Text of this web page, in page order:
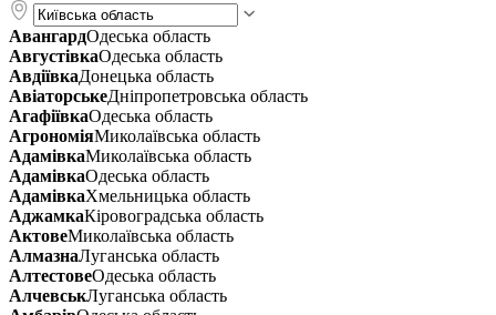
АвангардОдеська область
АвгустівкаОдеська область
АвдіївкаДонецька область
АвіаторськеДніпропетровська область
АгафіївкаОдеська область
АгрономіяМиколаївська область
АдамівкаМиколаївська область
АдамівкаОдеська область
АдамівкаХмельницька область
АджамкаКіровоградська область
АктовеМиколаївська область
АлмазнаЛуганська область
АлтестовеОдеська область
АлчевськЛуганська область